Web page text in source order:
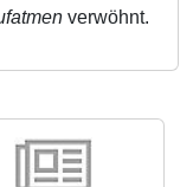
verwöhnt.